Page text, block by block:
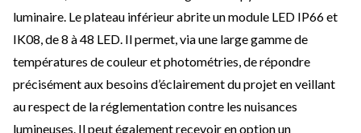
luminaire. Le plateau inférieur abrite un module LED IP66 et
IK08, de 8 à 48 LED. Il permet, via une large gamme de
températures de couleur et photométries, de répondre
précisément aux besoins d’éclairement du projet en veillant
au respect de la réglementation contre les nuisances
lumineuses. Il peut également recevoir en option un